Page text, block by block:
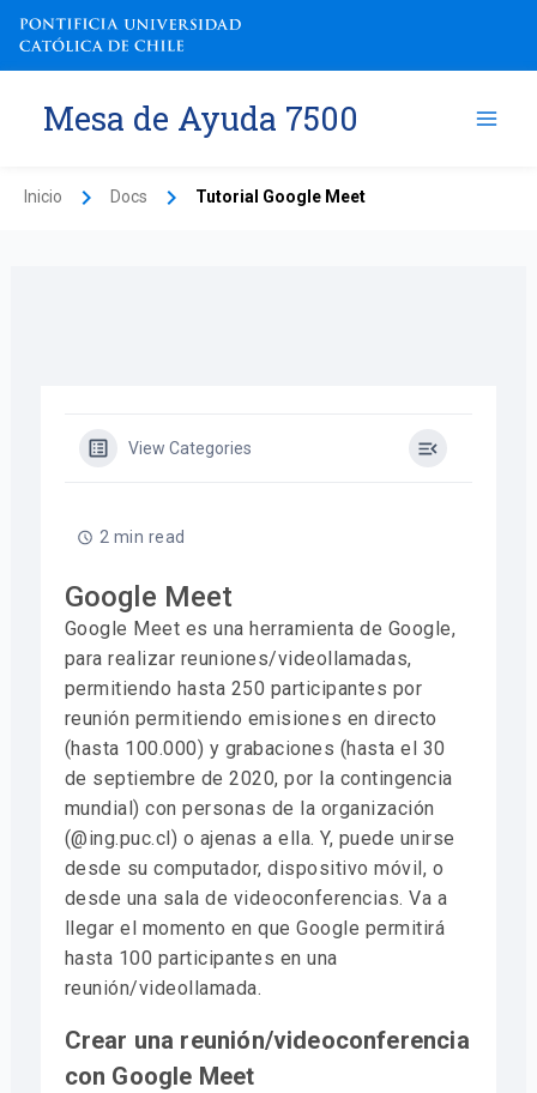
contenido
Mesa de Ayuda 7500
Inicio Docs Tutorial Google Meet
View Categories
2 min read
Google Meet
Google Meet es una herramienta de Google,
para realizar reuniones/videollamadas,
permitiendo hasta 250 participantes por
reunión permitiendo emisiones en directo
(hasta 100.000) y grabaciones (hasta el 30
de septiembre de 2020, por la contingencia
mundial) con personas de la organización
(@ing.puc.cl) o ajenas a ella. Y, puede unirse
desde su computador, dispositivo móvil, o
desde una sala de videoconferencias. Va a
llegar el momento en que Google permitirá
hasta 100 participantes en una
reunión/videollamada.
Crear una reunión/videoconferencia
con Google Meet